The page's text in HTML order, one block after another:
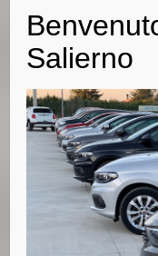
Salierno